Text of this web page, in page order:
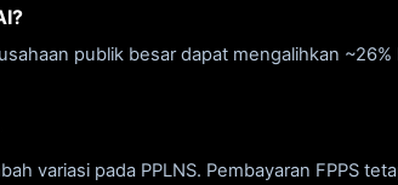
publik besar dapat mengalihkan
variasi pada PPLNS. Pembayaran FPPS